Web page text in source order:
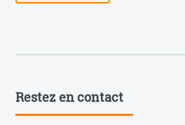
Restez en contact